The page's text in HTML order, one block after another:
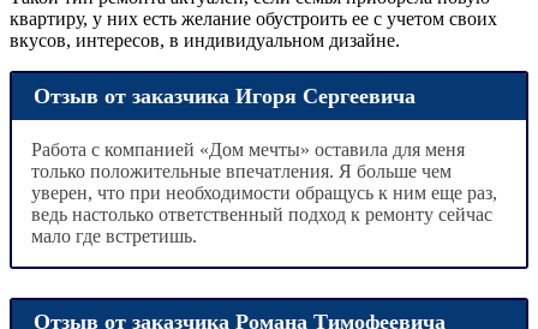
квартиру, у них есть желание обустроить ее с учетом своих
вкусов, интересов, в индивидуальном дизайне.
Отзыв от заказчика Игоря Сергеевича
Работа с компанией «Дом мечты» оставила для меня
только положительные впечатления. Я больше чем
уверен, что при необходимости обращусь к ним еще раз,
ведь настолько ответственный подход к ремонту сейчас
мало где встретишь.
Отзыв от заказчика Романа Тимофеевича